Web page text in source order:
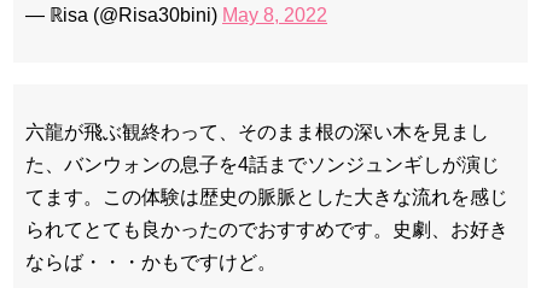
— ℝisa (@Risa30bini) May 8, 2022
六龍が飛ぶ観終わって、そのまま根の深い木を見まし
た、バンウォンの息子を4話までソンジュンギしが演じ
てます。この体験は歴史の脈脈とした大きな流れを感じ
られてとても良かったのでおすすめです。史劇、お好き
ならば・・・かもですけど。